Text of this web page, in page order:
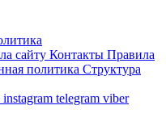
сайту Контакты Правила
политика Структура
instagram telegram viber